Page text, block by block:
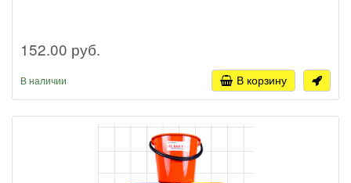
152.00 руб.
В наличии В корзину